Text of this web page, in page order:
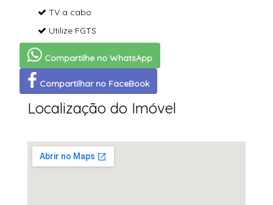
TV a cabo
Utilize FGTS
Compartilhe no WhatsApp
Compartilhar no FaceBook
Localização do Imóvel